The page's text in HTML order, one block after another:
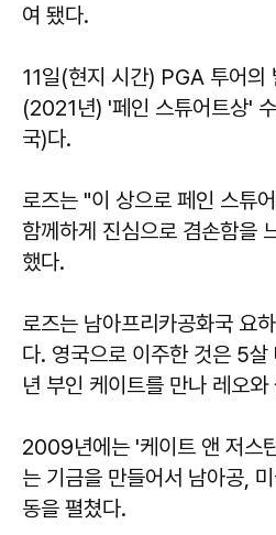
여 됐다.
11일(현지 시간) PGA 투어의
(2021년) '페인 스튜어트상'
국)다.
로즈는 "이 상으로 페인 스튜
함께하게 진심으로 겸손함을
했다.
로즈는 남아프리카공화국 요
다. 영국으로 이주한 것은 5
년 부인 케이트를 만나 레오
2009년에는 '케이트 앤 저스
는 기금을 만들어서 남아공,
동을 펼쳤다.